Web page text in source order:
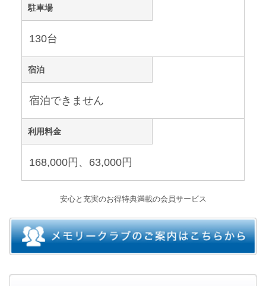
駐車場
130台
宿泊
宿泊できません
利用料金
168,000円、63,000円
安心と充実のお得特典満載の会員サービス